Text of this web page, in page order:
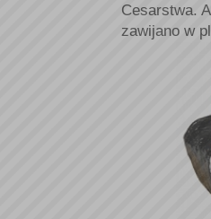
Cesarstwa.
zawijano w